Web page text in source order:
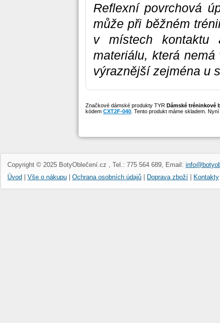
Reflexní povrchová
může při běžném
v místech kontaktu
materiálu, která
výraznější zejména u
Značkové dámské produkty TYR Dámské tréninkové
kódem CXT2F-040 . Tento produkt máme skladem.
Copyright © 2025 BotyOblečení.cz , Tel.: 775 564 689, Email:
Úvod | Vše o nákupu | Ochrana osobních údajů | Doprava zboží | Kontakty